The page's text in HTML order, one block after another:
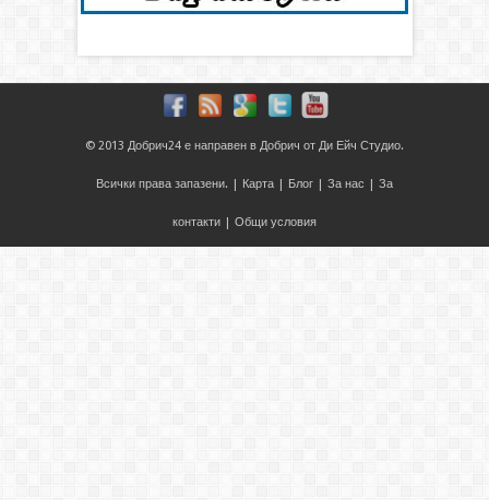
© 2013 Добрич24 е направен в Добрич от Ди Ейч Студио.
Всички права запазени. | Карта Блог За нас За
контакти Общи условия